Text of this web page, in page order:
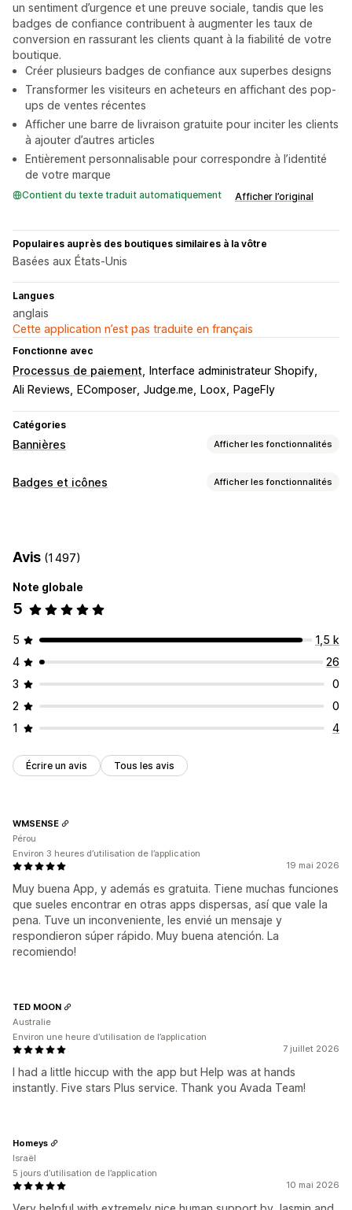
un sentiment d’urgence et une preuve sociale, tandis que les
badges de confiance contribuent à augmenter les taux de
conversion en rassurant les clients quant à la fiabilité de votre
boutique.
Créer plusieurs badges de confiance aux superbes designs
Transformer les visiteurs en acheteurs en affichant des pop-
ups de ventes récentes
Afficher une barre de livraison gratuite pour inciter les clients
à ajouter d’autres articles
Entièrement personnalisable pour correspondre à l’identité
de votre marque
Contient du texte traduit automatiquement Afficher l’original
Populaires auprès des boutiques similaires à la vôtre
Basées aux États-Unis
Langues
anglais
Cette application n’est pas traduite en français
Fonctionne avec
Processus de paiement
Interface administrateur Shopify
Ali Reviews
EComposer Judge.me Loox PageFly
Catégories
Bannières Afficher les fonctionnalités
Type de bannière
Position de bannière
Badges et icônes Afficher les fonctionnalités
Arrière-plans
Taille
Position de l’icône
Auto-position Page du panier Page d’accueil
Pages de produit
Avis (1 497)
Note globale
5
5
1,5 k
4
26
3
0
2
0
1
4
Écrire un avis Tous les avis
19 mai 2026
Muy buena App, y además es gratuita. Tiene muchas funciones
que sueles encontrar en otras apps dispersas, así que vale la
pena. Tuve un inconveniente, les envié un mensaje y
respondieron súper rápido. Muy buena atención. La
recomiendo!
WMSENSE
Pérou
Environ 3 heures d’utilisation de l’application
7 juillet 2026
I had a little hiccup with the app but Help was at hands
instantly. Five stars Plus service. Thank you Avada Team!
TED MOON
Australie
Environ une heure d’utilisation de l’application
10 mai 2026
Homeys
Israël
5 jours d’utilisation de l’application